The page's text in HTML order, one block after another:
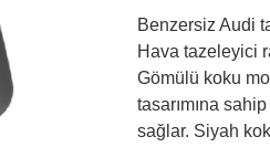
Benzersiz Audi
Hava tazeleyici
Gömülü koku
tasarımına
sağlar. Siyah